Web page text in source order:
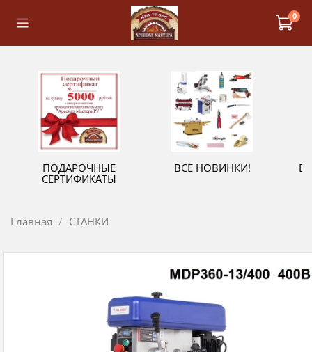
0
ПОДАРОЧНЫЕ
СЕРТИФИКАТЫ
ВСЕ НОВИНКИ!
Главная СТАНКИ